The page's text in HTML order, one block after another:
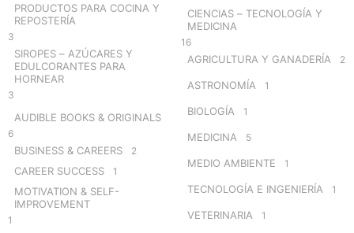
PRODUCTOS PARA COCINA Y
REPOSTERÍA
3
SIROPES – AZÚCARES Y
EDULCORANTES PARA
HORNEAR
3
AUDIBLE BOOKS & ORIGINALS
6
BUSINESS & CAREERS 2
CAREER SUCCESS 1
MOTIVATION & SELF-
IMPROVEMENT
1
CIENCIAS – TECNOLOGÍA Y
MEDICINA
16
AGRICULTURA Y GANADERÍA 2
ASTRONOMÍA 1
BIOLOGÍA 1
MEDICINA 5
MEDIO AMBIENTE 1
TECNOLOGÍA E INGENIERÍA 1
VETERINARIA 1